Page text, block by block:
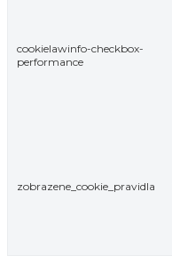
cookielawinfo-checkbox-
performance
zobrazene_cookie_pravidla